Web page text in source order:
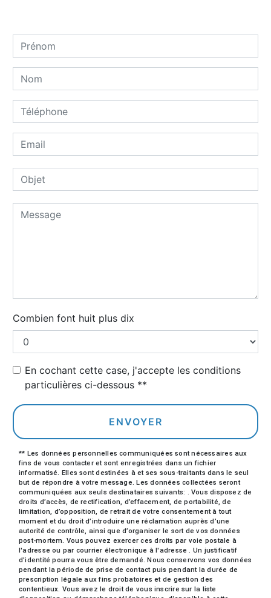
Combien font huit plus dix
En cochant cette case, j'accepte les conditions
particulières ci-dessous **
ENVOYER
** Les données personnelles communiquées sont nécessaires aux
fins de vous contacter et sont enregistrées dans un fichier
informatisé. Elles sont destinées à et ses sous-traitants dans le seul
but de répondre à votre message. Les données collectées seront
communiquées aux seuls destinataires suivants: . Vous disposez de
droits d’accès, de rectification, d’effacement, de portabilité, de
limitation, d’opposition, de retrait de votre consentement à tout
moment et du droit d’introduire une réclamation auprès d’une
autorité de contrôle, ainsi que d’organiser le sort de vos données
post-mortem. Vous pouvez exercer ces droits par voie postale à
l'adresse ou par courrier électronique à l'adresse . Un justificatif
d'identité pourra vous être demandé. Nous conservons vos données
pendant la période de prise de contact puis pendant la durée de
prescription légale aux fins probatoires et de gestion des
contentieux. Vous avez le droit de vous inscrire sur la liste